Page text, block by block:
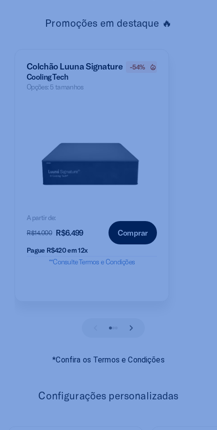
Promoções em destaque 🔥
Colchão Luuna Signature
Cooling Tech
Opções: 5 tamanhos
-54%
A partir de:
R$14.000 R$6.499 Comprar
Pague R$420 em12x
**Consulte Termos e Condições
*Confira os Termos e Condições
Configurações personalizadas